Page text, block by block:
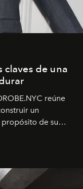
claves de una
reúne
un
de su
neoyorquina y
de la marca